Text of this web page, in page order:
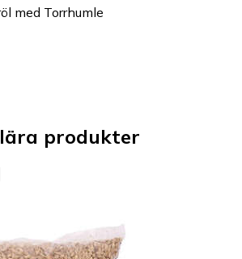
med Torrhumle
produkter